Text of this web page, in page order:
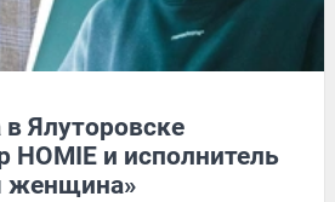
Ялуторовске
HOMIE и исполнитель
женщина»